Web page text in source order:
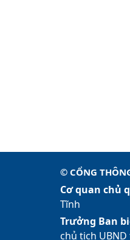
© CỔNG
Cơ quan chủ
Tĩnh
Trưởng Ban
chủ tịch